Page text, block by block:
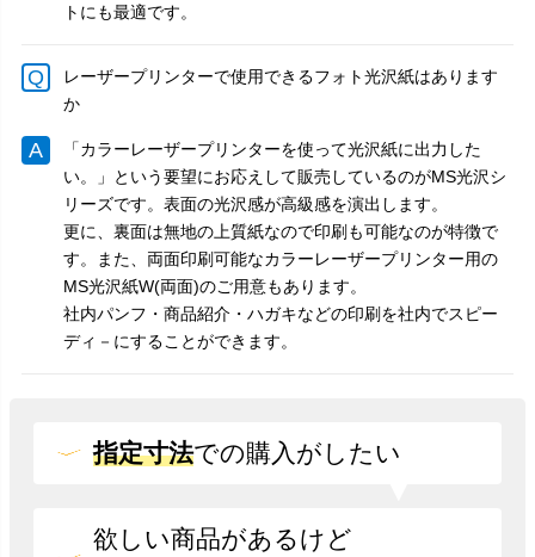
トにも最適です。
レーザープリンターで使用できるフォト光沢紙はあります
か
「カラーレーザープリンターを使って光沢紙に出力した
い。」という要望にお応えして販売しているのがMS光沢シ
リーズです。表面の光沢感が高級感を演出します。
更に、裏面は無地の上質紙なので印刷も可能なのが特徴で
す。また、両面印刷可能なカラーレーザープリンター用の
MS光沢紙W(両面)のご用意もあります。
社内パンフ・商品紹介・ハガキなどの印刷を社内でスピー
ディ－にすることができます。
指定寸法での購入がしたい
欲しい商品があるけど